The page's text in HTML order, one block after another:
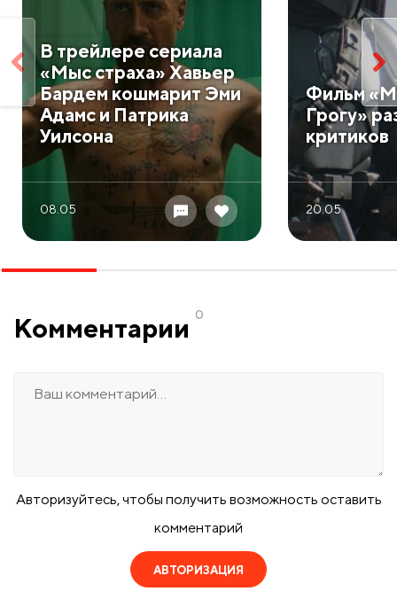
В трейлере сериала
«Мыс страха» Хавьер
Бардем кошмарит Эми
Адамс и Патрика
Уилсона
08.05
Фильм
Грогу»
критиков
20.05
Комментарии 0
Авторизуйтесь, чтобы получить возможность оставить
комментарий
АВТОРИЗАЦИЯ